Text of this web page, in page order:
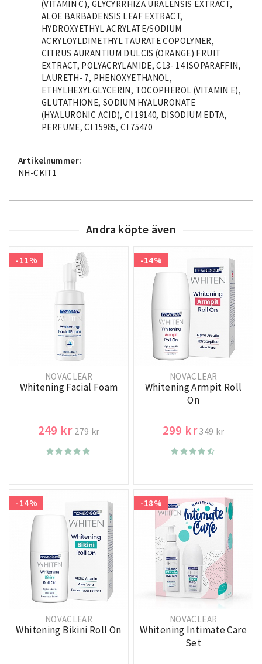
(VITAMIN C), GLYCYRRHIZA URALENSIS EXTRACT,
ALOE BARBADENSIS LEAF EXTRACT,
HYDROXYETHYL ACRYLATE/SODIUM
ACRYLOYLDIMETHYL TAURATE COPOLYMER,
CITRUS AURANTIUM DULCIS (ORANGE) FRUIT
EXTRACT, POLYACRYLAMIDE, C13- 14 ISOPARAFFIN,
LAURETH- 7, PHENOXYETHANOL,
ETHYLHEXYLGLYCERIN, TOCOPHEROL (VITAMIN E),
GLUTATHIONE, SODIUM HYALURONATE
(HYALURONIC ACID), CI 19140, DISODIUM EDTA,
PERFUME, CI 15985, CI 75470
Artikelnummer:
NH-CKIT1
Andra köpte även
-11%
NOVACLEAR
Whitening Facial Foam
249 kr279 kr
-14%
NOVACLEAR
Whitening Armpit Roll
On
299 kr349 kr
-14%
NOVACLEAR
Whitening Bikini Roll On
-18%
NOVACLEAR
Whitening Intimate Care
Set